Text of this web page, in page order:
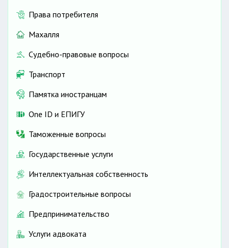
Права потребителя
Махалля
Судебно-правовые вопросы
Транспорт
Памятка иностранцам
One ID и ЕПИГУ
Таможенные вопросы
Государственные услуги
Интеллектуальная собственность
Градостроительные вопросы
Предпринимательство
Услуги адвоката